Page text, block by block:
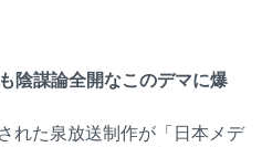
陰謀論全開なこのデマに爆
れた泉放送制作が「日本メデ